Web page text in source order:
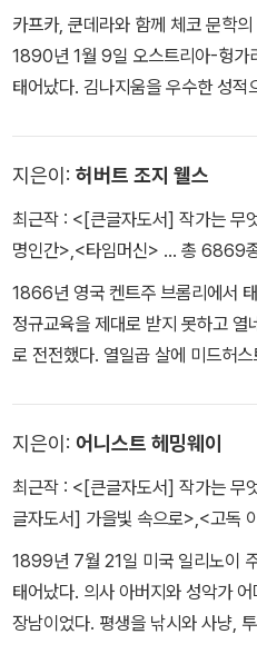
모독을 범했다고 비판했다. 《최후
가톨릭 양쪽에게서 비판당하고 로
7년 6월, 중국을 여행하던 중에 전
쳤을 것이라 여겨진다. 그의 도움
중등학교 리세에 입학했고, 이후
폐결핵으로 자퇴를 했다. 결핵 발
포기했다. 바칼로레아 준비반에서 철학 교수이자 에세이스트인 장 그
르니에를 만나 큰 영향을 받고, 이
을 전공하는 동시에 정치 활동과
그르니에가 주도한 조그만 월간 문
첫 에세이 《새로운 베를렌Un
학시절에는 연극에 흥미를 가져
결핵으로 교수가 될 것을 단념하
논설로 정치적인 추방을 당하기도
대표했던 말로, 지드, 사르트르, 샤
터 [알제 레퓌블리켕]의 기자로
무대를 옮겨 [파리수아르]의 기자
검열을 피해 지방으로 옮긴 [파리
집필 활동에 매진한다. 초기의 작품
938)은 아름다운 산문으로, 그의
카프카, 쿤데라와 함께 체코 문학
1890년 1월 9일 오스트리아-헝가
태어났다. 김나지움을 우수한 성적
질환을 진단받았지만, 더욱 왕성
아로 부상했다. 1916년 산문집 『
설, 희곡, 에세이, 동화, 번역 작품
리스티』 등의 편집자로 일했다.
차페크는 독일이 프라하를 점령
인플루엔자 합병증으로 사망하였
생』은 『호르두발』, 『별똥별』과
한다. 회상 형식으로 전개되는 이
자아들을 통해 자신의 정체성에 대
그럼으로써 자신뿐만 아니라 타인
며, 서로의 차이점과 다양성을 인
향하는 차페크 문학의 본질인 휴
작품으로는 <로봇robot>이라는
지은이: 허버트 조지 웰스
최근작 : <[큰글자도서] 작가는 무
명인간>,<타임머신> … 총 6869
1866년 영국 켄트주 브롬리에서
정규교육을 제대로 받지 못하고
로 전전했다. 열일곱 살에 미드허
학 최종 시험에 낙제해 장학생 자
다. 이후 교사로 취업했으나 교내
그만두고 한동안 치료와 글쓰기에
병이 재발해 이후에는 글쓰기에만
설 《타임머신》을 출간하고 이듬
정 소설 《우연의 바퀴》를 발표했
지은이: 어니스트 헤밍웨이
최근작 : <[큰글자도서] 작가는 무
글자도서] 가을빛 속으로>,<고독
1899년 7월 21일 미국 일리노이
태어났다. 의사 아버지와 성악가
장남이었다. 평생을 낚시와 사냥,